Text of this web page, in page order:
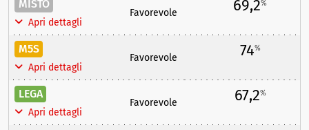
MISTO
Apri dettagli
Favorevole 69,2%
M5S
Apri dettagli
Favorevole 74%
LEGA
Apri dettagli
Favorevole 67,2%